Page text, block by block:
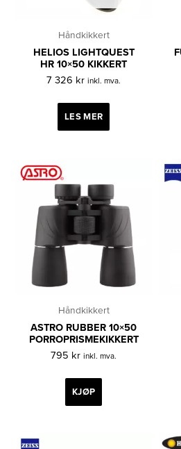
Håndkikkert
HELIOS LIGHTQUEST
HR 10×50 KIKKERT
7 326 kr inkl. mva.
LES MER
Håndkikkert
ASTRO RUBBER 10×50
PORROPRISMEKIKKERT
795 kr inkl. mva.
KJØP